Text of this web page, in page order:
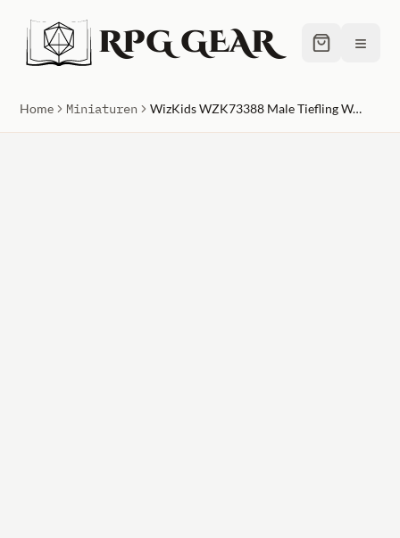
RPG GEAR ≡
Home Miniaturen WizKids WZK73388 Male Tiefling Warlock W6 Dungeons & Dragons Nolzurs Marvelous Miniatures